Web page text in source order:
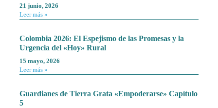
21 junio, 2026
Leer más »
Colombia 2026: El Espejismo de las Promesas y la
Urgencia del «Hoy» Rural
15 mayo, 2026
Leer más »
Guardianes de Tierra Grata «Empoderarse» Capítulo
5